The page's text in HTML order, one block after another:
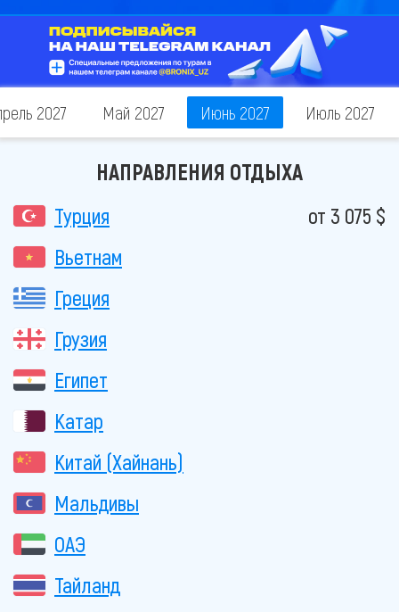
2027 Май 2027 Июнь 2027 Июль 2027
НАПРАВЛЕНИЯ ОТДЫХА
Турция
от 3 075 $
Вьетнам
Греция
Грузия
Египет
Катар
Китай (Хайнань)
Мальдивы
ОАЭ
Тайланд